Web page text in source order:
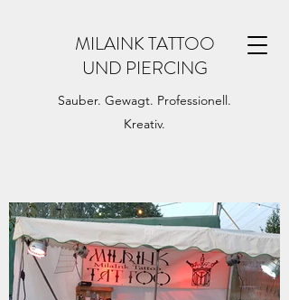
MILAINK TATTOO
UND PIERCING
Sauber. Gewagt. Professionell.
Kreativ.